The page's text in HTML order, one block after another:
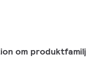
om produktfamilj